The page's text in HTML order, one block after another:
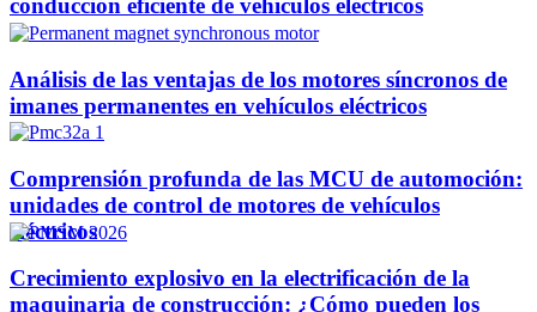
conducción eficiente de vehículos eléctricos
Análisis de las ventajas de los motores síncronos de
imanes permanentes en vehículos eléctricos
Comprensión profunda de las MCU de automoción:
unidades de control de motores de vehículos
eléctricos
Crecimiento explosivo en la electrificación de la
maquinaria de construcción: ¿Cómo pueden los